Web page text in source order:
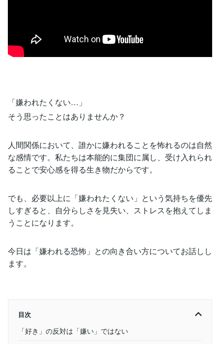
「嫌われたくない…」
そう思ったことはありませんか？
人間関係において、誰かに嫌われることを怖れるのは自然
な感情です。私たちは本能的に集団に属し、受け入れられ
ることで安心感を得る生き物だからです。
でも、必要以上に「嫌われたくない」という気持ちを優先
しすぎると、自分らしさを見失い、ストレスを抱えてしま
うことになります。
今日は「嫌われる恐怖」との向き合い方についてお話しし
ます。
目次
「好き」の反対は「嫌い」ではない